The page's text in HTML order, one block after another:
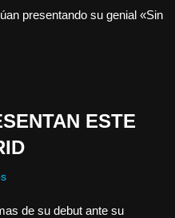
presentando su genial «Sin
ESTE
de su debut ante su